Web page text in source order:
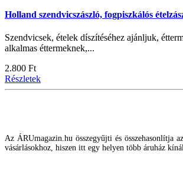
Holland szendvicszászló, fogpiszkálós
Szendvicsek, ételek díszítéséhez ajánljuk,
alkalmas éttermeknek,...
2.800 Ft
Részletek
Az ÁRUmagazin.hu összegyűjti és
vásárlásokhoz, hiszen itt egy helyen több áruház